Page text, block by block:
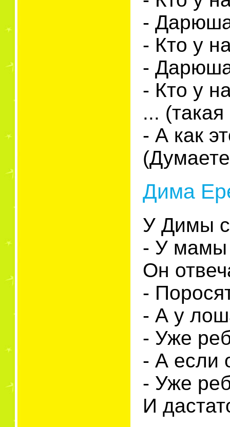
-
- Кто у
-
- Кто у
...
- А как
Дима
У Димы
- У мамы
Он
-
- А у
- Уже
- А если
- Уже
И